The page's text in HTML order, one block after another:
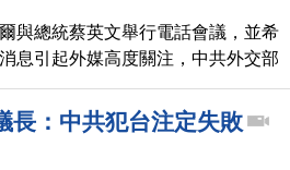
與總統蔡英文舉行電話會議，並希
息引起外媒高度關注，中共外交部
，捷克總理費亞拉對中共外交部的
，要與誰會面、與誰通話「我們自
長：中共犯台注定失敗